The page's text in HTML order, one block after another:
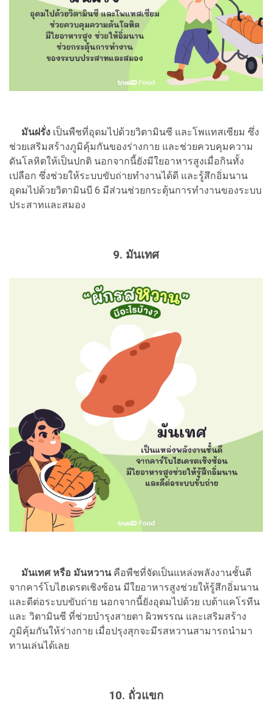
มันฝรั่ง เป็นพืชที่อุดมไปด้วยวิตามินซี และโพแทสเซียม ซึ่ง
ช่วยเสริมสร้างภูมิคุ้มกันของร่างกาย และช่วยควบคุมความ
ดันโลหิตให้เป็นปกติ นอกจากนี้ยังมีใยอาหารสูงเมื่อกินทั้ง
เปลือก ซึ่งช่วยให้ระบบขับถ่ายทำงานได้ดี และรู้สึกอิ่มนาน
อุดมไปด้วยวิตามินบี 6 มีส่วนช่วยกระตุ้นการทำงานของระบบ
ประสาทและสมอง
9. มันเทศ
มันเทศ หรือ มันหวานคือพืชที่จัดเป็นแหล่งพลังงานชั้นดี
จากคาร์โบไฮเดรตเชิงซ้อน มีใยอาหารสูงช่วยให้รู้สึกอิ่มนาน
และดีต่อระบบขับถ่าย นอกจากนี้ยังอุดมไปด้วย เบต้าแคโรทีน
และ วิตามินซี ที่ช่วยบำรุงสายตา ผิวพรรณ และเสริมสร้าง
ภูมิคุ้มกันให้ร่างกาย เมื่อปรุงสุกจะมีรสหวานสามารถนำมา
ทานเล่นได้เลย
10. ถั่วแขก